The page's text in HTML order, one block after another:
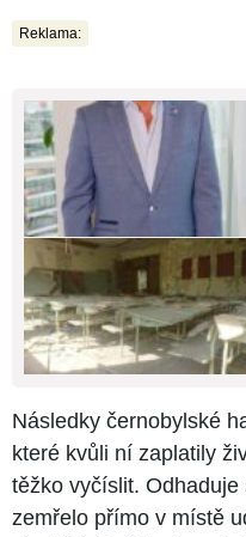
Reklama:
Následky černobylské
které kvůli ní zaplatily
těžko vyčíslit.
zemřelo přímo v místě